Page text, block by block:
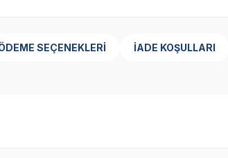
SEÇENEKLERI İADE KOŞULLARI